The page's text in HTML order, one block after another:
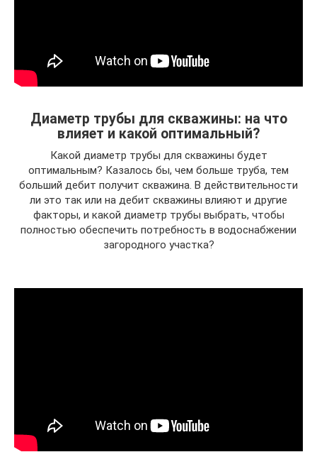
Диаметр трубы для скважины: на что
влияет и какой оптимальный?
Какой диаметр трубы для скважины будет
оптимальным? Казалось бы, чем больше труба, тем
больший дебит получит скважина. В действительности
ли это так или на дебит скважины влияют и другие
факторы, и какой диаметр трубы выбрать, чтобы
полностью обеспечить потребность в водоснабжении
загородного участка?